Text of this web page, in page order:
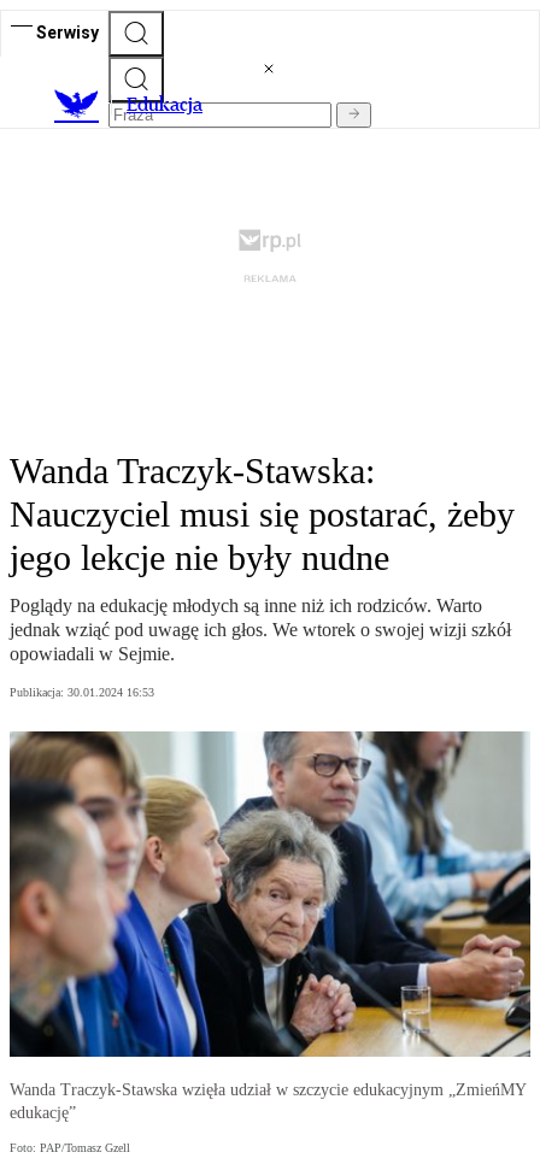
Serwisy
Edukacja
Wanda Traczyk-Stawska:
Nauczyciel musi się postarać, żeby
jego lekcje nie były nudne
Poglądy na edukację młodych są inne niż ich rodziców. Warto
jednak wziąć pod uwagę ich głos. We wtorek o swojej wizji szkół
opowiadali w Sejmie.
Publikacja: 30.01.2024 16:53
Wanda Traczyk-Stawska wzięła udział w szczycie edukacyjnym „ZmieńMY
edukację”
Foto: PAP/Tomasz Gzell